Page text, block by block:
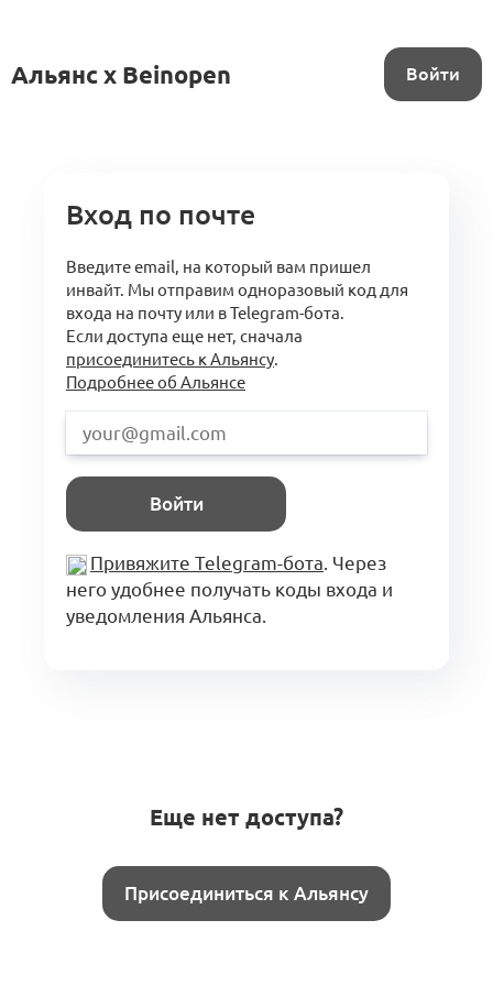
Альянс x Beinopen Войти
Вход по почте
Введите email, на который вам пришел
инвайт. Мы отправим одноразовый код для
входа на почту или в Telegram-бота.
Если доступа еще нет, сначала
присоединитесь к Альянсу.
Подробнее об Альянсе
Войти
Привяжите Telegram-бота. Через
него удобнее получать коды входа и
уведомления Альянса.
Еще нет доступа?
Присоединиться к Альянсу